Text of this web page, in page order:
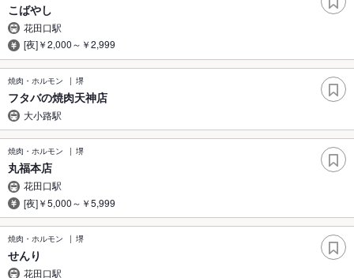
こばやし
花田口駅
[夜]￥2,000～￥2,999
焼肉・ホルモン 堺
フタバの焼肉天神店
大小路駅
焼肉・ホルモン 堺
丸福本店
花田口駅
[夜]￥5,000～￥5,999
焼肉・ホルモン 堺
せんり
花田口駅